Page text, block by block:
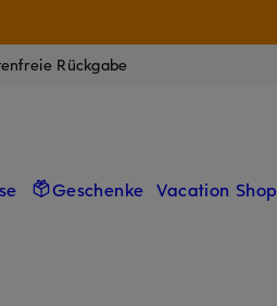
Rückgabe
Geschenke Vacation Shop